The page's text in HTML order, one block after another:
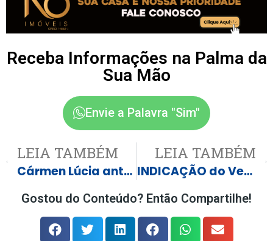
Receba Informações na Palma da
Sua Mão
Envie a Palavra "Sim"
LEIA TAMBÉM
Cármen Lúcia antecipa saída da presidência do TSE
LEIA TAMBÉM
INDICAÇÃO do Vereador João (Do Espeto)- “Dispõe sobre a realização de melhorias na quadra e na pintura da Escola Maria Daurea Silva Oliveira”
Gostou do Conteúdo? Então Compartilhe!